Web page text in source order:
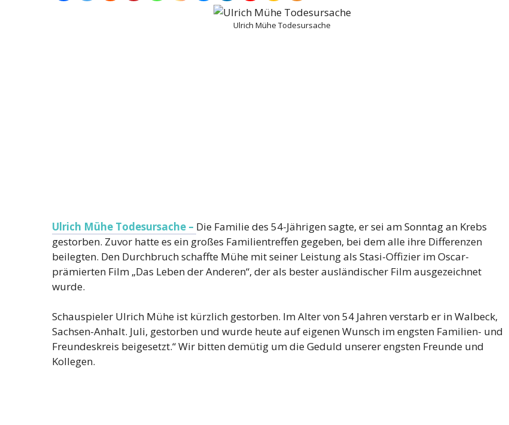
Ulrich Mühe Todesursache
Ulrich Mühe Todesursache – Die Familie des 54-Jährigen sagte, er sei am Sonntag an Krebs
gestorben. Zuvor hatte es ein großes Familientreffen gegeben, bei dem alle ihre Differenzen
beilegten. Den Durchbruch schaffte Mühe mit seiner Leistung als Stasi-Offizier im Oscar-
prämierten Film „Das Leben der Anderen“, der als bester ausländischer Film ausgezeichnet
wurde.
Schauspieler Ulrich Mühe ist kürzlich gestorben. Im Alter von 54 Jahren verstarb er in Walbeck,
Sachsen-Anhalt. Juli, gestorben und wurde heute auf eigenen Wunsch im engsten Familien- und
Freundeskreis beigesetzt.“ Wir bitten demütig um die Geduld unserer engsten Freunde und
Kollegen.